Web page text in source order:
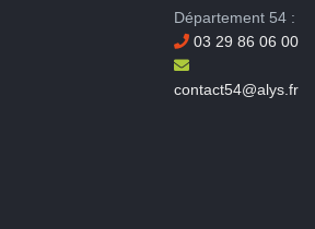
Département 54 :
03 29 86 06 00
contact54@alys.fr